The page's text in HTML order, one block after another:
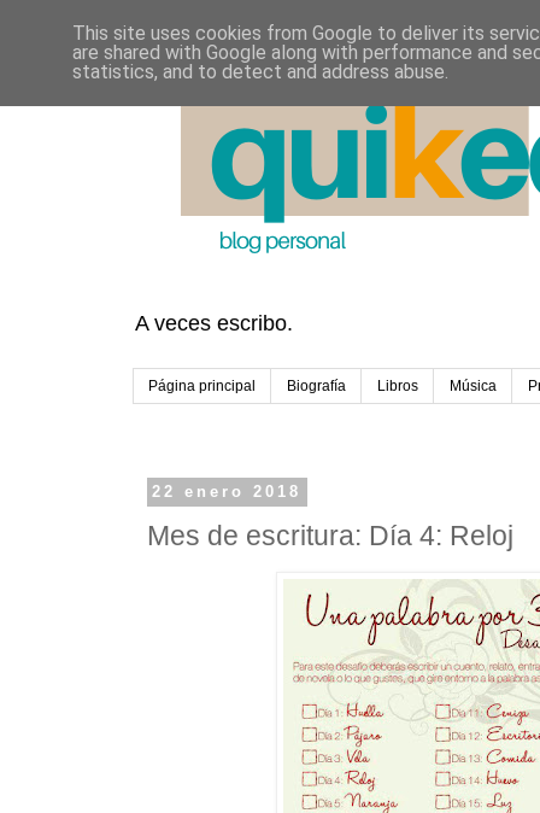
A veces escribo.
Página principal Biografía Libros Música
22 enero 2018
Mes de escritura: Día 4: Reloj
This site uses cookies from Google to deliver its
are shared with Google along with performance and
statistics, and to detect and address abuse.